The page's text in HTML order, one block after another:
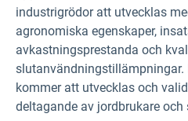
industrigrödor att utvecklas
agronomiska egenskaper,
avkastningsprestanda och
slutanvändningstillämpningar.
kommer att utvecklas och
deltagande av jordbrukare och